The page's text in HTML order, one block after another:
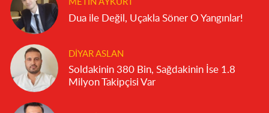
METIN AYKURT
Dua ile Değil, Uçakla Söner O Yangınlar!
DIYAR ASLAN
Soldakinin 380 Bin, Sağdakinin İse 1.8
Milyon Takipçisi Var